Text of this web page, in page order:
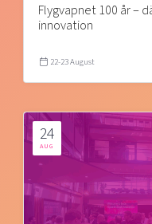
Flygvapnet 100 år –
innovation
22-23 August
24
AUG